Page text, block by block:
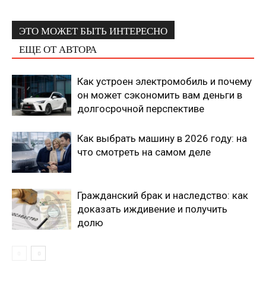
ЭТО МОЖЕТ БЫТЬ ИНТЕРЕСНО
ЕЩЕ ОТ АВТОРА
Как устроен электромобиль и почему
он может сэкономить вам деньги в
долгосрочной перспективе
Как выбрать машину в 2026 году: на
что смотреть на самом деле
Гражданский брак и наследство: как
доказать иждивение и получить
долю